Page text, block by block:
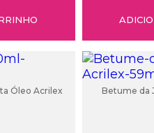
Óleo Acrilex Betume da